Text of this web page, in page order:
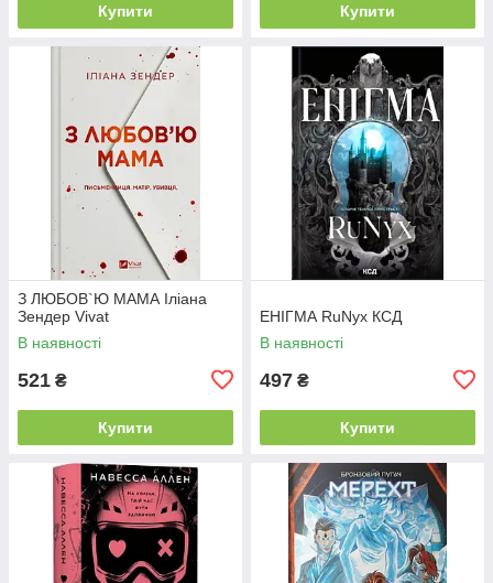
Купити Купити
З ЛЮБОВ`Ю МАМА Іліана
Зендер Vivat
В наявності
521 ₴
Купити
ЕНІГМА RuNyx КСД
В наявності
497 ₴
Купити